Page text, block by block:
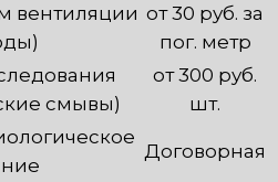
вентиляции от 30 руб. за
пог. метр
смывы)
от 300 руб.
шт.
Договорная